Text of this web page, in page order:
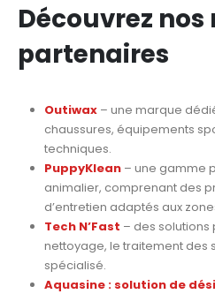
Découvrez
partenaires
Outiwax– une marque
chaussures, équipements
techniques.
PuppyKlean– une gamme
animalier, comprenant des
d’entretien adaptés aux
Tech N’Fast – des
nettoyage, le traitement des
spécialisé.
Aquasine : solution de